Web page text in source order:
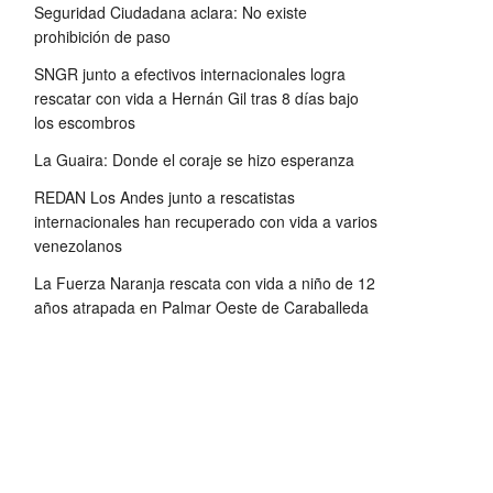
Seguridad Ciudadana aclara: No existe
prohibición de paso
SNGR junto a efectivos internacionales logra
rescatar con vida a Hernán Gil tras 8 días bajo
los escombros
La Guaira: Donde el coraje se hizo esperanza
REDAN Los Andes junto a rescatistas
internacionales han recuperado con vida a varios
venezolanos
La Fuerza Naranja rescata con vida a niño de 12
años atrapada en Palmar Oeste de Caraballeda